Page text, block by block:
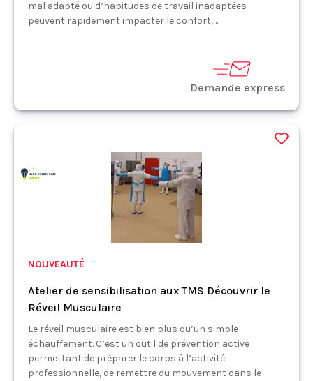
mal adapté ou d’habitudes de travail inadaptées
peuvent rapidement impacter le confort, ...
Demande express
NOUVEAUTÉ
Atelier de sensibilisation aux TMS Découvrir le
Réveil Musculaire
Le réveil musculaire est bien plus qu’un simple
échauffement. C’est un outil de prévention active
permettant de préparer le corps à l’activité
professionnelle, de remettre du mouvement dans le